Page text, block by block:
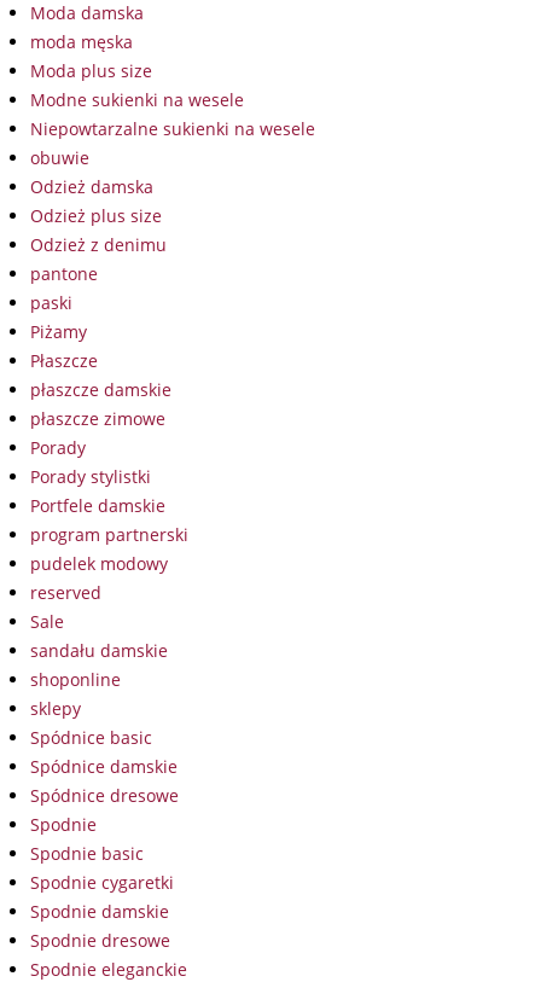
Moda damska
moda męska
Moda plus size
Modne sukienki na wesele
Niepowtarzalne sukienki na wesele
obuwie
Odzież damska
Odzież plus size
Odzież z denimu
pantone
paski
Piżamy
Płaszcze
płaszcze damskie
płaszcze zimowe
Porady
Porady stylistki
Portfele damskie
program partnerski
pudelek modowy
reserved
Sale
sandału damskie
shoponline
sklepy
Spódnice basic
Spódnice damskie
Spódnice dresowe
Spodnie
Spodnie basic
Spodnie cygaretki
Spodnie damskie
Spodnie dresowe
Spodnie eleganckie